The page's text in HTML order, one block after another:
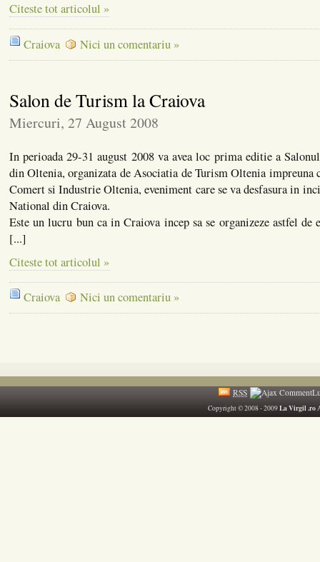
Citeste tot articolul »
Craiova Nici un comentariu »
Salon de Turism la Craiova
Miercuri, 27 August 2008
In perioada 29-31 august 2008 va avea loc prima editie a
din Oltenia, organizata de Asociatia de Turism Oltenia impreuna
Comert si Industrie Oltenia, eveniment care se va desfasura in
National din Craiova.
Este un lucru bun ca in Craiova incep sa se organizeze astfel de
[...]
Citeste tot articolul »
Craiova Nici un comentariu »
RSS
Copyright © 2008 - 2009La Virgil .ro